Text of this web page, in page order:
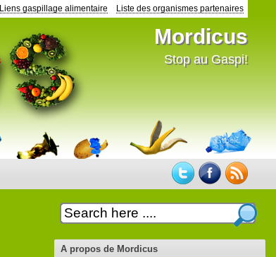
Liens gaspillage alimentaire Liste des organismes partenaires
Mordicus
Stop au Gaspi!
A propos de Mordicus